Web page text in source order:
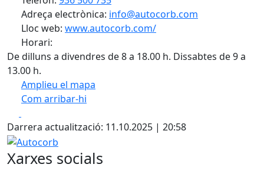
Adreça electrònica: info@autocorb.com
Lloc web: www.autocorb.com/
Horari:
De dilluns a divendres de 8 a 18.00 h. Dissabtes de 9 a
13.00 h.
Amplieu el mapa
Com arribar-hi
+
−
Darrera actualització: 11.10.2025 | 20:58
Autocorb
Xarxes socials